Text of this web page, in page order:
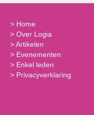
> Home
> Over Logia
>Artikelen
> Evenementen
> Enkel leden
> Privacyverklaring